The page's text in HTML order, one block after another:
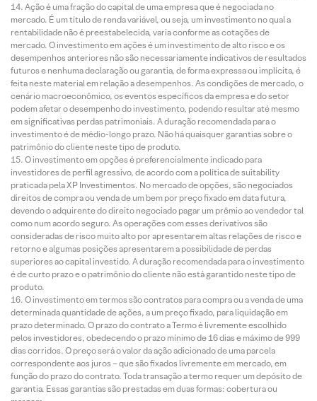
Ação é uma fração do capital de uma empresa que é negociada no
mercado. É um título de renda variável, ou seja, um investimento no qual a
rentabilidade não é preestabelecida, varia conforme as cotações de
mercado. O investimento em ações é um investimento de alto risco e os
desempenhos anteriores não são necessariamente indicativos de resultados
futuros e nenhuma declaração ou garantia, de forma expressa ou implícita, é
feita neste material em relação a desempenhos. As condições de mercado, o
cenário macroeconômico, os eventos específicos da empresa e do setor
podem afetar o desempenho do investimento, podendo resultar até mesmo
em significativas perdas patrimoniais. A duração recomendada para o
investimento é de médio-longo prazo. Não há quaisquer garantias sobre o
patrimônio do cliente neste tipo de produto.
O investimento em opções é preferencialmente indicado para
investidores de perfil agressivo, de acordo com a política de suitability
praticada pela XP Investimentos. No mercado de opções, são negociados
direitos de compra ou venda de um bem por preço fixado em data futura,
devendo o adquirente do direito negociado pagar um prêmio ao vendedor tal
como num acordo seguro. As operações com esses derivativos são
consideradas de risco muito alto por apresentarem altas relações de risco e
retorno e algumas posições apresentarem a possibilidade de perdas
superiores ao capital investido. A duração recomendada para o investimento
é de curto prazo e o patrimônio do cliente não está garantido neste tipo de
produto.
O investimento em termos são contratos para compra ou a venda de uma
determinada quantidade de ações, a um preço fixado, para liquidação em
prazo determinado. O prazo do contrato a Termo é livremente escolhido
pelos investidores, obedecendo o prazo mínimo de 16 dias e máximo de 999
dias corridos. O preço será o valor da ação adicionado de uma parcela
correspondente aos juros – que são fixados livremente em mercado, em
função do prazo do contrato. Toda transação a termo requer um depósito de
garantia. Essas garantias são prestadas em duas formas: cobertura ou